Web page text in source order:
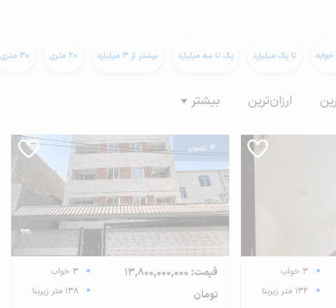
تا یک میلیارد یک تا سه میلیارد بیشتر از 3 میلیارد 20 متری 30 متری
ارزان‌ترین بیشتر
3 خواب
132 متر زیربنا
4 تصویر
قیمت: 13,800,000,000
تومان
3 خواب
138 متر زیربنا